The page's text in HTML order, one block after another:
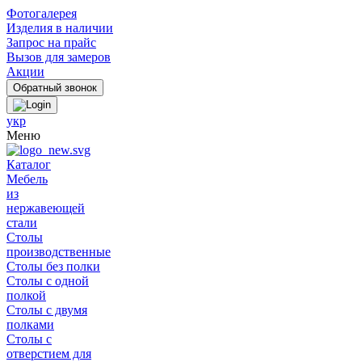
Фотогалерея
Изделия в наличии
Запрос на прайс
Вызов для замеров
Акции
укр
Меню
Каталог
Мебель
из
нержавеющей
стали
Столы
производственные
Столы без полки
Столы с одной
полкой
Столы с двумя
полками
Столы с
отверстием для